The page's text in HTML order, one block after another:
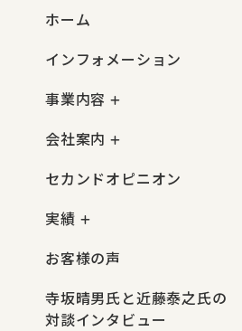
ホーム
インフォメーション
事業内容
会社案内
セカンドオピニオン
実績
お客様の声
寺坂晴男氏と近藤泰之氏の
対談インタビュー